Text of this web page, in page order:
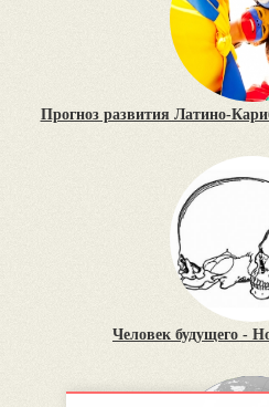
Прогноз развития Латино-
Человек будущего -